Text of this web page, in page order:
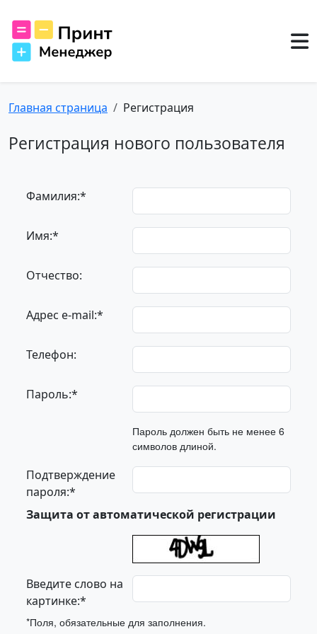
Главная страница Регистрация
Регистрация нового пользователя
Фамилия:*
Имя:*
Отчество:
Адрес e-mail:*
Телефон:
Пароль:*
Пароль должен быть не менее 6
символов длиной.
Подтверждение
пароля:*
Защита от автоматической регистрации
Введите слово на
картинке:*
*Поля, обязательные для заполнения.